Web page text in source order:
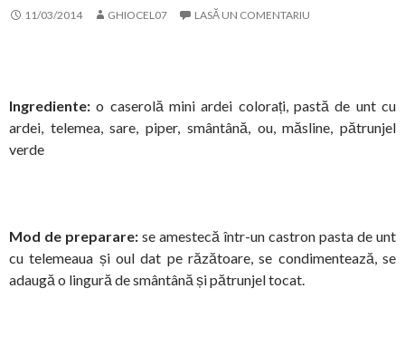
11/03/2014 GHIOCEL07 LASĂ UN COMENTARIU
Ingrediente: o caserolă mini ardei colorați, pastă de unt cu
ardei, telemea, sare, piper, smântână, ou, măsline, pătrunjel
verde
Mod de preparare: se amestecă într-un castron pasta de unt
cu telemeaua și oul dat pe răzătoare, se condimentează, se
adaugă o lingură de smântână și pătrunjel tocat.